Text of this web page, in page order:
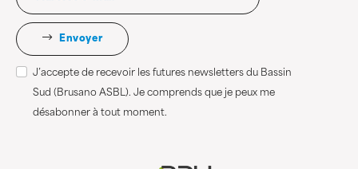
Envoyer
J’accepte de recevoir les futures newsletters du Bassin
Sud (Brusano ASBL). Je comprends que je peux me
désabonner à tout moment.